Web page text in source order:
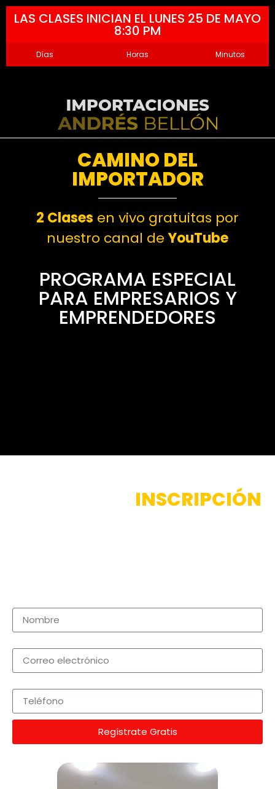
LAS CLASES INICIAN EL LUNES 25 DE MAYO
8:30 PM
Días Horas Minutos
CAMINO DEL
IMPORTADOR
2 Clases en vivo gratuitas por
nuestro canal deYouTube
PROGRAMA ESPECIAL
PARA EMPRESARIOS Y
EMPRENDEDORES
INSCRIPCIÓN
Regístrate Gratis